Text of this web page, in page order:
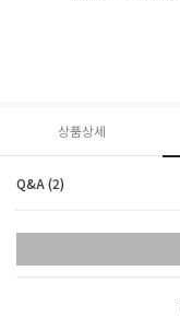
상품상세
Q&A (2)